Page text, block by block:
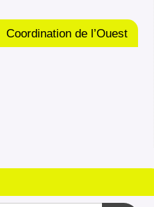
Coordination de l’Ouest